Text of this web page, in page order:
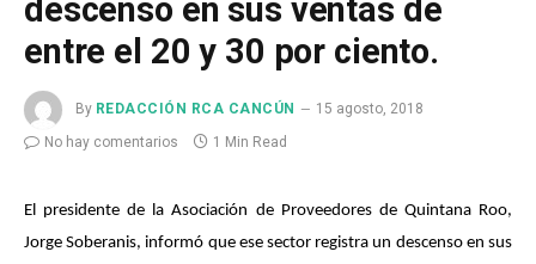
descenso en sus ventas de
entre el 20 y 30 por ciento.
By REDACCIÓN RCA CANCÚN
15 agosto, 2018
No hay comentarios
1 Min Read
El presidente de la Asociación de Proveedores de Quintana Roo,
Jorge Soberanis, informó que ese sector registra un descenso en sus